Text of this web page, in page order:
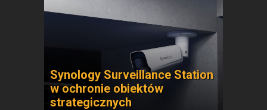
Synology Surveillance Station
w ochronie obiektów
strategicznych